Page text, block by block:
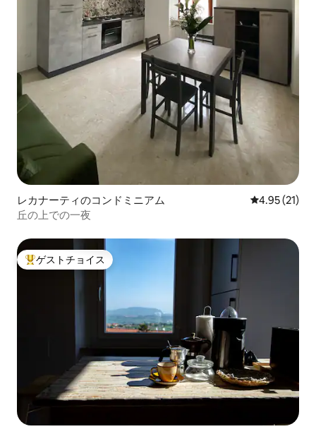
レカナーティのコンドミニアム レビュー21
4.95 (21)
丘の上での一夜
大好評のゲストチョイスです。
ゲストチョイス